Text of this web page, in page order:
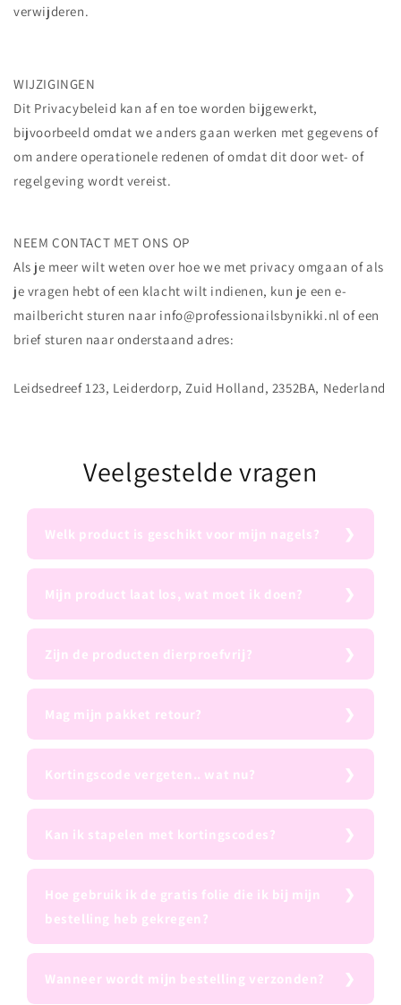
verwijderen.
WIJZIGINGEN
Dit Privacybeleid kan af en toe worden bijgewerkt,
bijvoorbeeld omdat we anders gaan werken met gegevens of
om andere operationele redenen of omdat dit door wet- of
regelgeving wordt vereist.
NEEM CONTACT MET ONS OP
Als je meer wilt weten over hoe we met privacy omgaan of als
je vragen hebt of een klacht wilt indienen, kun je een e-
mailbericht sturen naar info@professionailsbynikki.nl of een
brief sturen naar onderstaand adres:
Leidsedreef 123, Leiderdorp, Zuid Holland, 2352BA, Nederland
Veelgestelde vragen
Welk product is geschikt voor mijn nagels?
Mijn product laat los, wat moet ik doen?
Zijn de producten dierproefvrij?
Mag mijn pakket retour?
Kortingscode vergeten.. wat nu?
Kan ik stapelen met kortingscodes?
Hoe gebruik ik de gratis folie die ik bij mijn
bestelling heb gekregen?
Wanneer wordt mijn bestelling verzonden?